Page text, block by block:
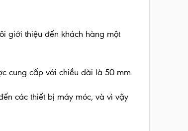
giới thiệu đến khách hàng một
cung cấp với chiều dài là 50 mm.
các thiết bị máy móc, và vì vậy